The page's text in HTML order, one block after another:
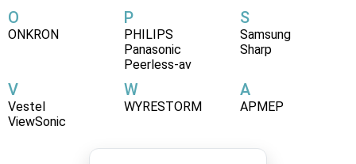
O
ONKRON
P
PHILIPS
Panasonic
Peerless-av
S
Samsung
Sharp
V
Vestel
ViewSonic
W
WYRESTORM
А
АРМЕР